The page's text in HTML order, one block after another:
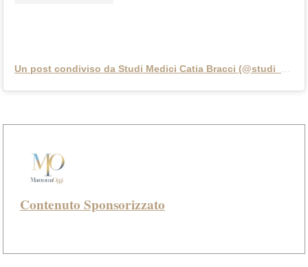
Un post condiviso da Studi Medici Catia Bracci (@studi_medici_catia_bracci)
Contenuto Sponsorizzato